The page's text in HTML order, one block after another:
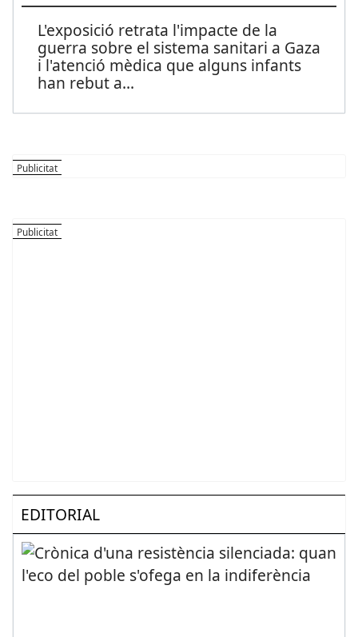
L'exposició retrata l'impacte de la
guerra sobre el sistema sanitari a Gaza
i l'atenció mèdica que alguns infants
han rebut a...
EDITORIAL